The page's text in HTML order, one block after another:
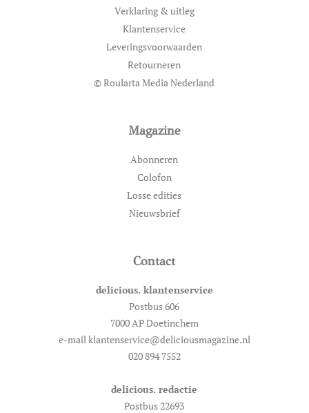
Verklaring & uitleg
Klantenservice
Leveringsvoorwaarden
Retourneren
© Roularta Media Nederland
Magazine
Abonneren
Colofon
Losse edities
Nieuwsbrief
Contact
delicious. klantenservice
Postbus 606
7000 AP Doetinchem
e-mail klantenservice@deliciousmagazine.nl
020 894 7552
delicious. redactie
Postbus 22693